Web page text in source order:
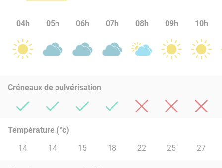
04h 05h 06h 07h 08h 09h 10h
Créneaux de pulvérisation
Température (°c)
14
14 15 18 22 25 27